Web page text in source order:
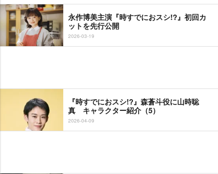
永作博美主演『時すでにおスシ!?』初回カ
ットを先行公開
2026-03-19
『時すでにおスシ!?』森蒼斗役に山時聡
真 キャラクター紹介（5）
2026-04-09